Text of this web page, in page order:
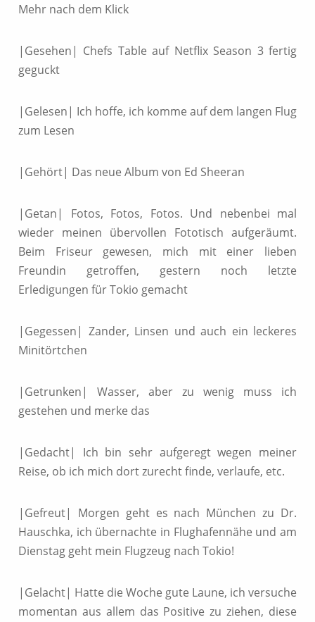
Mehr nach dem Klick
|Gesehen| Chefs Table auf Netflix Season 3 fertig
geguckt
|Gelesen| Ich hoffe, ich komme auf dem langen Flug
zum Lesen
|Gehört| Das neue Album von Ed Sheeran
|Getan| Fotos, Fotos, Fotos. Und nebenbei mal
wieder meinen übervollen Fototisch aufgeräumt.
Beim Friseur gewesen, mich mit einer lieben
Freundin getroffen, gestern noch letzte
Erledigungen für Tokio gemacht
|Gegessen| Zander, Linsen und auch ein leckeres
Minitörtchen
|Getrunken| Wasser, aber zu wenig muss ich
gestehen und merke das
|Gedacht| Ich bin sehr aufgeregt wegen meiner
Reise, ob ich mich dort zurecht finde, verlaufe, etc.
|Gefreut| Morgen geht es nach München zu Dr.
Hauschka, ich übernachte in Flughafennähe und am
Dienstag geht mein Flugzeug nach Tokio!
|Gelacht| Hatte die Woche gute Laune, ich versuche
momentan aus allem das Positive zu ziehen, diese